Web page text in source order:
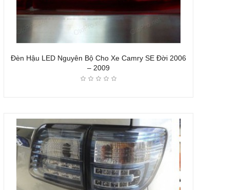
Đèn Hậu LED Nguyên Bộ Cho Xe Camry SE Đời 2006
– 2009